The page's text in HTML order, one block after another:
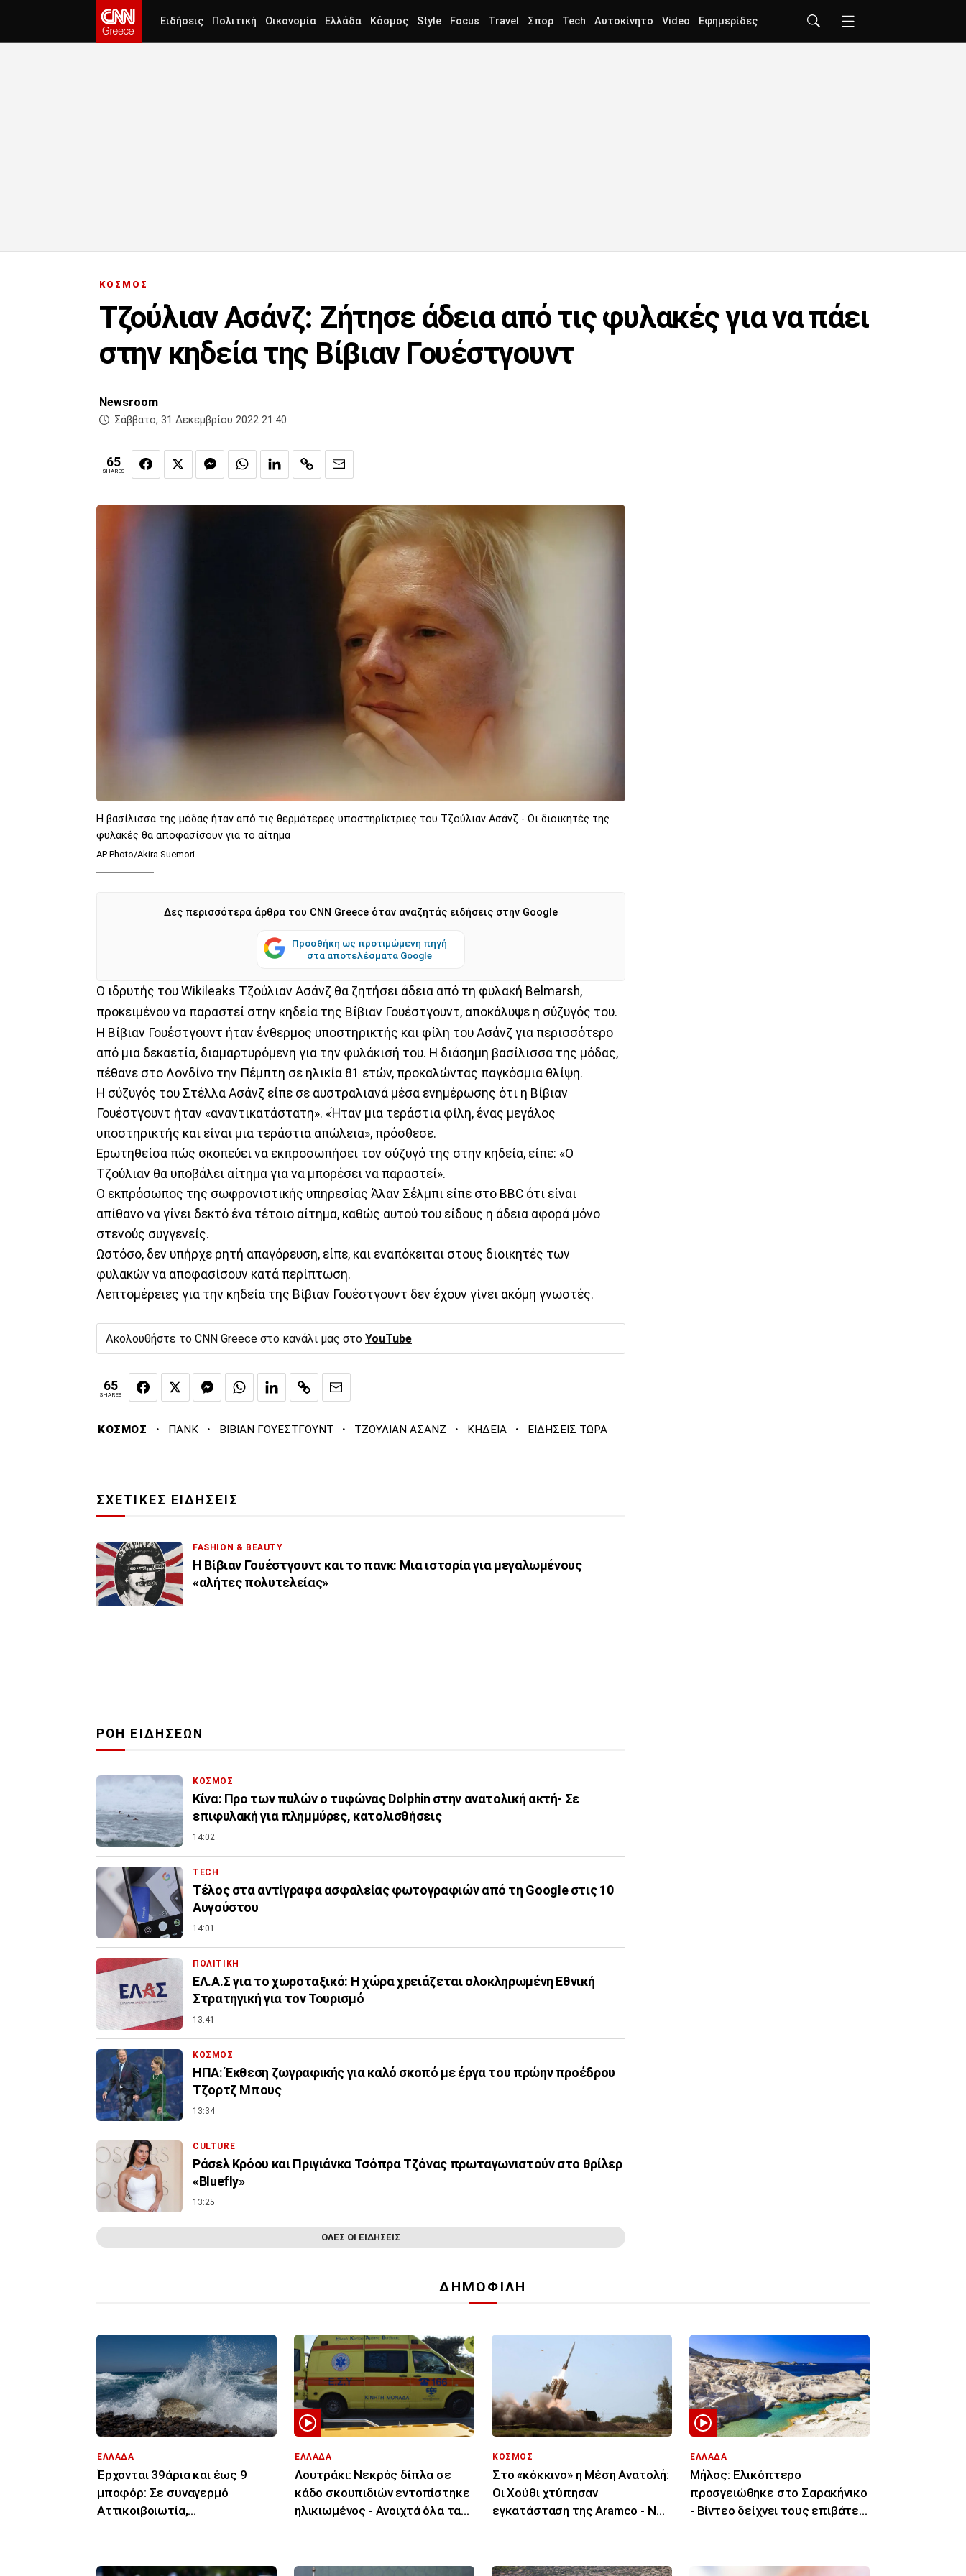
Ειδήσεις Πολιτική Οικονομία Ελλάδα Κόσμος Style Focus Travel Σπορ Tech Αυτοκίνητο Video Εφημερίδες
ΚΟΣΜΟΣ
Τζούλιαν Ασάνζ: Ζήτησε άδεια από τις φυλακές για να πάει
στην κηδεία της Βίβιαν Γουέστγουντ
Newsroom
Σάββατο, 31 Δεκεμβρίου 2022 21:40
65
SHARES
Η βασίλισσα της μόδας ήταν από τις θερμότερες υποστηρίκτριες του Τζούλιαν Ασάνζ - Οι διοικητές της
φυλακές θα αποφασίσουν για το αίτημα
AP Photo/Akira Suemori
Δες περισσότερα άρθρα του CNN Greece όταν αναζητάς ειδήσεις στην Google
Προσθήκη ως προτιμώμενη πηγή
στα αποτελέσματα Google
Ο ιδρυτής του Wikileaks Τζούλιαν Ασάνζ θα ζητήσει άδεια από τη φυλακή Belmarsh,
προκειμένου να παραστεί στην κηδεία της Βίβιαν Γουέστγουντ, αποκάλυψε η σύζυγός του.
Η Βίβιαν Γουέστγουντ ήταν ένθερμος υποστηρικτής και φίλη του Ασάνζ για περισσότερο
από μια δεκαετία, διαμαρτυρόμενη για την φυλάκισή του. Η διάσημη βασίλισσα της μόδας,
πέθανε στο Λονδίνο την Πέμπτη σε ηλικία 81 ετών, προκαλώντας παγκόσμια θλίψη.
Η σύζυγός του Στέλλα Ασάνζ είπε σε αυστραλιανά μέσα ενημέρωσης ότι η Βίβιαν
Γουέστγουντ ήταν «αναντικατάστατη». «Ήταν μια τεράστια φίλη, ένας μεγάλος
υποστηρικτής και είναι μια τεράστια απώλεια», πρόσθεσε.
Ερωτηθείσα πώς σκοπεύει να εκπροσωπήσει τον σύζυγό της στην κηδεία, είπε: «Ο
Τζούλιαν θα υποβάλει αίτημα για να μπορέσει να παραστεί».
Ο εκπρόσωπος της σωφρονιστικής υπηρεσίας Άλαν Σέλμπι είπε στο BBC ότι είναι
απίθανο να γίνει δεκτό ένα τέτοιο αίτημα, καθώς αυτού του είδους η άδεια αφορά μόνο
στενούς συγγενείς.
Ωστόσο, δεν υπήρχε ρητή απαγόρευση, είπε, και εναπόκειται στους διοικητές των
φυλακών να αποφασίσουν κατά περίπτωση.
Λεπτομέρειες για την κηδεία της Βίβιαν Γουέστγουντ δεν έχουν γίνει ακόμη γνωστές.
Ακολουθήστε το CNN Greece στο κανάλι μας στο YouTube
65
SHARES
ΚΟΣΜΟΣ · ΠΑΝΚ · ΒΙΒΙΑΝ ΓΟΥΕΣΤΓΟΥΝΤ · ΤΖΟΥΛΙΑΝ ΑΣΑΝΖ · ΚΗΔΕΙΑ · ΕΙΔΗΣΕΙΣ ΤΩΡΑ
ΣΧΕΤΙΚΕΣ ΕΙΔΗΣΕΙΣ
FASHION & BEAUTY
Η Βίβιαν Γουέστγουντ και το πανκ: Μια ιστορία για μεγαλωμένους
«αλήτες πολυτελείας»
ΡΟΗ ΕΙΔΗΣΕΩΝ
ΚΟΣΜΟΣ
Κίνα: Προ των πυλών ο τυφώνας Dolphin στην ανατολική ακτή- Σε
επιφυλακή για πλημμύρες, κατολισθήσεις
14:02
TECH
Τέλος στα αντίγραφα ασφαλείας φωτογραφιών από τη Google στις 10
Αυγούστου
14:01
ΠΟΛΙΤΙΚΗ
ΕΛ.Α.Σ για το χωροταξικό: Η χώρα χρειάζεται ολοκληρωμένη Εθνική
Στρατηγική για τον Τουρισμό
13:41
ΚΟΣΜΟΣ
ΗΠΑ: Έκθεση ζωγραφικής για καλό σκοπό με έργα του πρώην προέδρου
Τζορτζ Μπους
13:34
CULTURE
Ράσελ Κρόου και Πριγιάνκα Τσόπρα Τζόνας πρωταγωνιστούν στο θρίλερ
«Bluefly»
13:25
ΟΛΕΣ ΟΙ ΕΙΔΗΣΕΙΣ
ΔΗΜΟΦΙΛΗ
ΕΛΛΑΔΑ
Έρχονται 39άρια και έως 9
μποφόρ: Σε συναγερμό
Αττικοιβοιωτία,
ΕΛΛΑΔΑ
Λουτράκι: Νεκρός δίπλα σε
κάδο σκουπιδιών εντοπίστηκε
ηλικιωμένος - Ανοιχτά όλα τα
ΚΟΣΜΟΣ
Στο «κόκκινο» η Μέση Ανατολή:
Οι Χούθι χτύπησαν
εγκατάσταση της Aramco - Νέο
ΕΛΛΑΔΑ
Μήλος: Ελικόπτερο
προσγειώθηκε στο Σαρακήνικο
- Βίντεο δείχνει τους επιβάτες